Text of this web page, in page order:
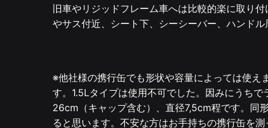
旧車やリジッドフレーム車へは比較的楽に取り
やサス付近、シート下、シーシーバー、ハンドル
※他社様の携行缶でも形状や容量によっては使え
す。1.5Lタイプは使用不可でした。因みにうち
26cm（キャップ含む）、直径7,5cm程です。同
ると思います。不安な方はお手持ちの携行缶を